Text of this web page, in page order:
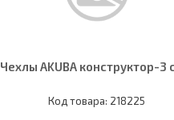
Чехлы AKUBA конструктор-3
Код товара: 218225